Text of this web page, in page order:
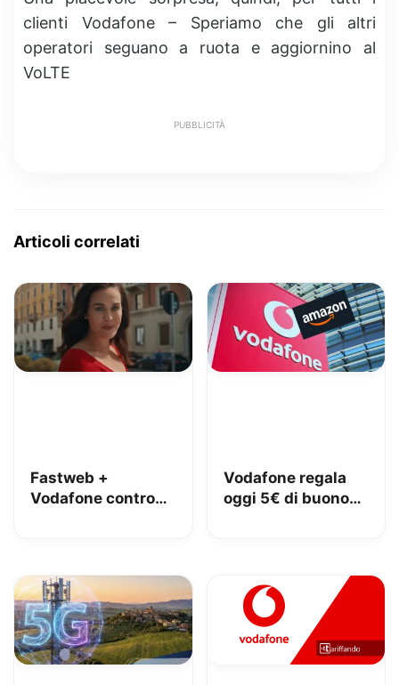
clienti Vodafone – Speriamo che gli altri
operatori seguano a ruota e aggiornino al
VoLTE
PUBBLICITÀ
Articoli correlati
Fastweb +
Vodafone contro
Vodafone regala
oggi 5€ di buono